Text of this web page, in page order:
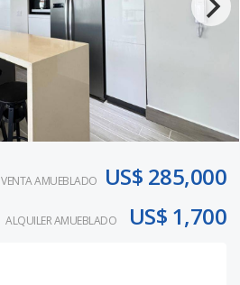
VENTA AMUEBLADO US$ 285,000
ALQUILER AMUEBLADO US$ 1,700